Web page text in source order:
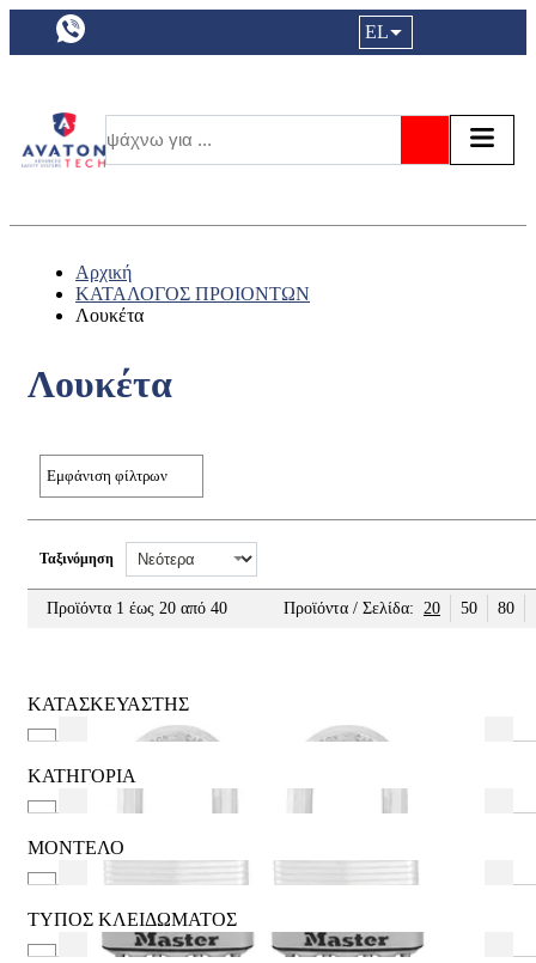
a11y.languageSelection:
EL
Αρχική
ΚΑΤΑΛΟΓΟΣ ΠΡΟΙΟΝΤΩΝ
Λουκέτα
Λουκέτα
Εμφάνιση φίλτρων
Ταξινόμηση
Προϊόντα 1 έως 20 από 40 Προϊόντα / Σελίδα: 20 50 80
ΚΑΤΑΣΚΕΥΑΣΤΗΣ
CISA
ΚΑΤΗΓΟΡΙΑ
Αδιάβροχο
Ανοξείδωτο
Για άτομα με αναπηρία
ΜΟΝΤΕΛΟ
06300.18
20mm
25mm
ΤΥΠΟΣ ΚΛΕΙΔΩΜΑΤΟΣ
Κλειδί